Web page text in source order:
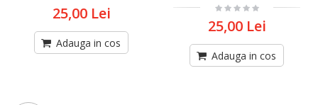
25,00 Lei
Adauga in cos
25,00 Lei
Adauga in cos